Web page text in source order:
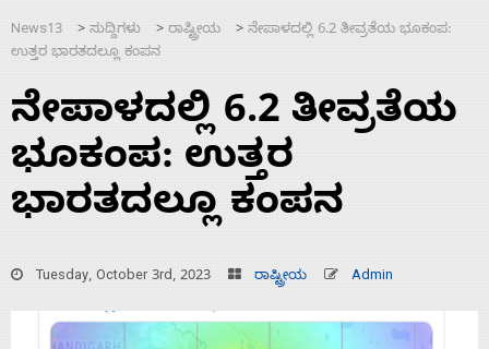
News13 > ಸುದ್ದಿಗಳು > ರಾಷ್ಟ್ರೀಯ > ನೇಪಾಳದಲ್ಲಿ 6.2 ತೀವ್ರತೆಯ ಭೂಕಂಪ:
ಉತ್ತರ ಭಾರತದಲ್ಲೂ ಕಂಪನ
ನೇಪಾಳದಲ್ಲಿ 6.2 ತೀವ್ರತೆಯ
ಭೂಕಂಪ: ಉತ್ತರ
ಭಾರತದಲ್ಲೂ ಕಂಪನ
Tuesday, October 3rd, 2023 ರಾಷ್ಟ್ರೀಯ Admin